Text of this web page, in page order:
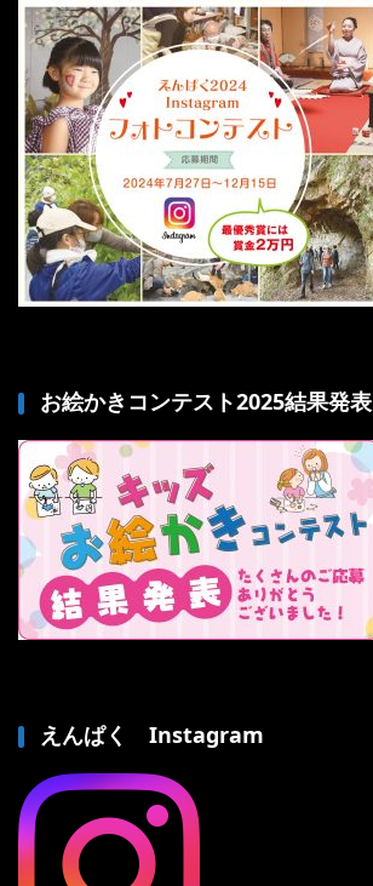
お絵かきコンテスト2025結果発表
えんぱく Instagram